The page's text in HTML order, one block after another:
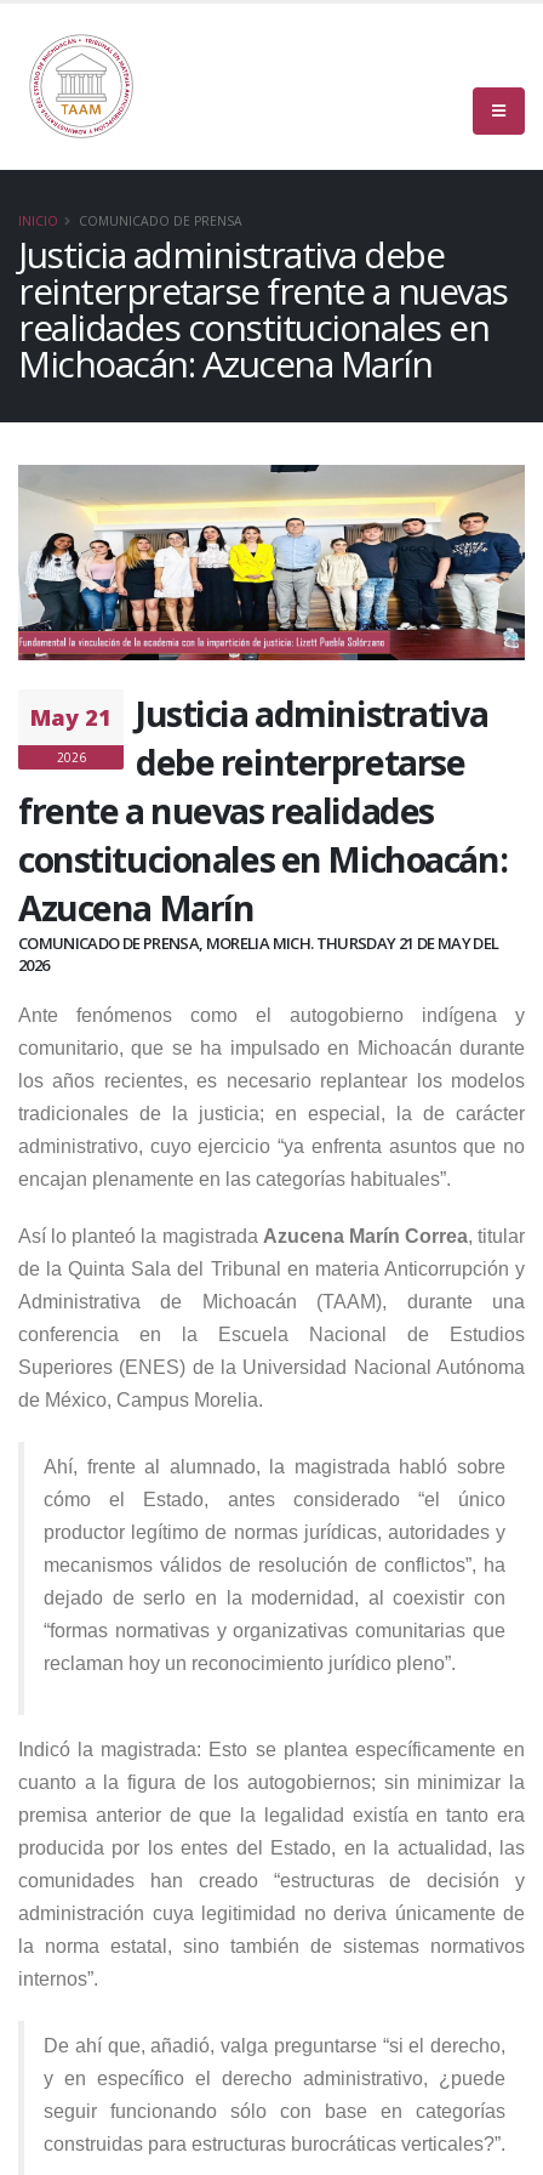
INICIO COMUNICADO DE PRENSA
Justicia administrativa debe
reinterpretarse frente a nuevas
realidades constitucionales en
Michoacán: Azucena Marín
May 21
2026
Justicia administrativa
debe reinterpretarse
frente a nuevas realidades
constitucionales en Michoacán:
Azucena Marín
COMUNICADO DE PRENSA, MORELIA MICH. THURSDAY 21 DE MAY DEL
2026
Ante fenómenos como el autogobierno indígena y
comunitario, que se ha impulsado en Michoacán durante
los años recientes, es necesario replantear los modelos
tradicionales de la justicia; en especial, la de carácter
administrativo, cuyo ejercicio “ya enfrenta asuntos que no
encajan plenamente en las categorías habituales”.
Así lo planteó la magistrada Azucena Marín Correa, titular
de la Quinta Sala del Tribunal en materia Anticorrupción y
Administrativa de Michoacán (TAAM), durante una
conferencia en la Escuela Nacional de Estudios
Superiores (ENES) de la Universidad Nacional Autónoma
de México, Campus Morelia.
Ahí, frente al alumnado, la magistrada habló sobre
cómo el Estado, antes considerado “el único
productor legítimo de normas jurídicas, autoridades y
mecanismos válidos de resolución de conflictos”, ha
dejado de serlo en la modernidad, al coexistir con
“formas normativas y organizativas comunitarias que
reclaman hoy un reconocimiento jurídico pleno”.
Indicó la magistrada: Esto se plantea específicamente en
cuanto a la figura de los autogobiernos; sin minimizar la
premisa anterior de que la legalidad existía en tanto era
producida por los entes del Estado, en la actualidad, las
comunidades han creado “estructuras de decisión y
administración cuya legitimidad no deriva únicamente de
la norma estatal, sino también de sistemas normativos
internos”.
De ahí que, añadió, valga preguntarse “si el derecho,
y en específico el derecho administrativo, ¿puede
seguir funcionando sólo con base en categorías
construidas para estructuras burocráticas verticales?”.